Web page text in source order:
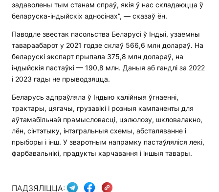
задаволены тым станам спраў, якія ў нас складаюцца ў
беларуска-індыйскіх адносінах”, — сказаў ён.
Паводле звестак пасольства Беларусі ў Індыі, узаемны
тавараабарот у 2021 годзе склаў 566,6 млн долараў. На
беларускі экспарт прыпала 375,8 млн долараў, на
індыйскія пастаўкі — 190,8 млн. Даныя аб гандлі за 2022
і 2023 гады не прыводзяцца.
Беларусь адпраўляла ў Індыю калійныя ўгнаенні,
трактары, цягачы, грузавікі і розныя кампаненты для
аўтамабільнай прамысловасці, цэлюлозу, шкловалакно,
лён, сінтэтыку, інтэгральныя схемы, абсталяванне і
прыборы і інш. У зваротным напрамку пастаўляліся лекі,
фарбавальнікі, прадукты харчавання і іншыя тавары.
ПАДЗЯЛІЦЦА: